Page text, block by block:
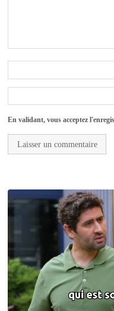
En validant, vous acceptez